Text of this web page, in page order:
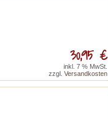
30,95 €
inkl. 7 % MwSt.
zzgl. Versandkosten